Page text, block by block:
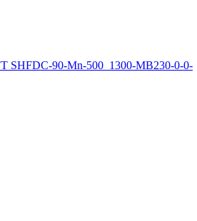
SHFDC-90-Mn-500_1300-MB230-0-0-